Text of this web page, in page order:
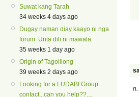
Suwat kang Tarah
34 weeks 4 days ago
Dugay naman diay kaayo ni nga
forum. Unta dili ni mawala.
35 weeks 1 day ago
Origin of Tagolilong
39 weeks 2 days ago
Looking for a LUDABI Group
contact...can you help??....
n.